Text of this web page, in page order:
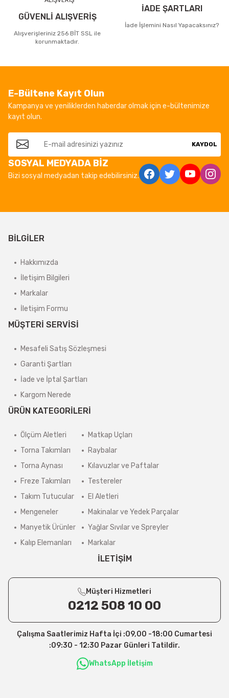
GÜVENLİ ALIŞVERİŞ
Alışverişleriniz 256 BİT SSL ile
korunmaktadır.
İADE ŞARTLARI
İade İşlemini Nasıl Yapacaksınız?
E-Bültene Kayıt Olun
Kampanya ve yeniliklerden haberdar olmak için e-bültenimize
kayıt olun.
KAYDOL
SOSYAL MEDYADA BİZ
Bizi sosyal medyadan takip edebilirsiniz.
BİLGİLER
Hakkımızda
İletişim Bilgileri
Markalar
İletişim Formu
MÜŞTERİ SERVİSİ
Mesafeli Satış Sözleşmesi
Garanti Şartları
İade ve İptal Şartları
Kargom Nerede
ÜRÜN KATEGORİLERİ
Ölçüm Aletleri
Torna Takımları
Torna Aynası
Freze Takımları
Takım Tutucular
Mengeneler
Manyetik Ürünler
Kalıp Elemanları
Matkap Uçları
Raybalar
Kılavuzlar ve Paftalar
Testereler
El Aletleri
Makinalar ve Yedek Parçalar
Yağlar Sıvılar ve Spreyler
Markalar
İLETİŞİM
Müşteri Hizmetleri
0212 508 10 00
Çalışma Saatlerimiz Hafta İçi :09,00 -18:00 Cumartesi
:09:30 - 12:30 Pazar Günleri Tatildir.
WhatsApp İletişim